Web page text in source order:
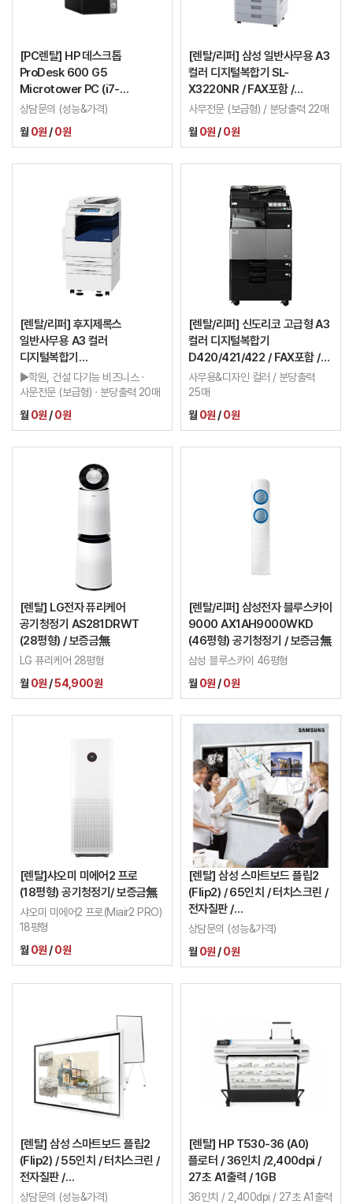
[PC렌탈] HP 데스크톱
ProDesk 600 G5
Microtower PC (i7-
9700/3.0G)
상담문의 (성능&가격)
월 0원 /0원
[렌탈/리퍼] 삼성 일반사무용 A3
컬러 디지털복합기 SL-
X3220NR / FAX포함 /
보증금20만 / 이월카운터
사무전문 (보급형) / 분당출력 22매
월 0원 /0원
[렌탈/리퍼] 후지제록스
일반사무용 A3 컬러
디지털복합기
DCC2260/2263/2265 /
FAX포함 / 보증금20만 /
이월카운터 적용가능 / 2년
▶학원, 건설 다기능 비즈니스 ·
사문전문 (보급형) · 분당출력 20매
월 0원 /0원
[렌탈/리퍼] 신도리코 고급형 A3
컬러 디지털복합기
D420/421/422 / FAX포함 /
보증금20만
사무용&디자인 컬러 / 분당출력
25매
월 0원 /0원
[렌탈] LG전자 퓨리케어
공기청정기 AS281DRWT
(28평형) / 보증금無
LG 퓨리케어 28평형
월 0원 /54,900원
[렌탈/리퍼] 삼성전자 블루스카이
9000 AX1AH9000WKD
(46평형) 공기청정기 / 보증금無
삼성 블루스카이 46평형
월 0원 /0원
[렌탈]샤오미 미에어2 프로
(18평형) 공기청정기/ 보증금無
샤오미 미에어2 프로(Miair2 PRO)
18평형
월 0원 /0원
[렌탈] 삼성 스마트보드 플립2
(Flip2) / 65인치 / 터치스크린 /
전자칠판 /
LH65WMRWBGCXKR
상담문의 (성능&가격)
월 0원 /0원
[렌탈] 삼성 스마트보드 플립2
(Flip2) / 55인치 / 터치스크린 /
전자칠판 /
LH55WMRWBGCXKR
상담문의 (성능&가격)
[렌탈] HP T530-36 (A0)
플로터 / 36인치 /2,400dpi /
27초 A1출력 / 1GB
36인치 / 2,400dpi / 27초 A1출력